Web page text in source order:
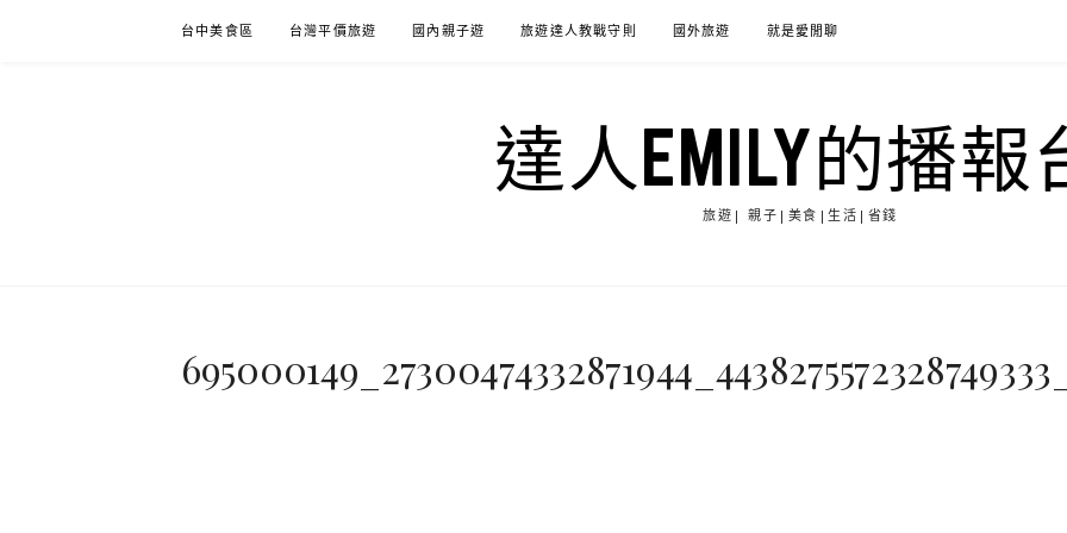
台中美食區 台灣平價旅遊 國內親子遊 旅遊達人教戰守則 國外旅遊 就是愛閒聊
達人EMILY的播報
旅遊| 親子|美食|生活|省錢